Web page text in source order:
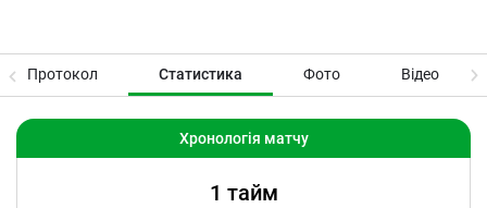
Протокол Статистика Фото Відео
Хронологія матчу
1 тайм